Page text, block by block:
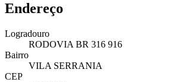
Endereço
Logradouro
RODOVIA BR 316 916
Bairro
VILA SERRANIA
CEP